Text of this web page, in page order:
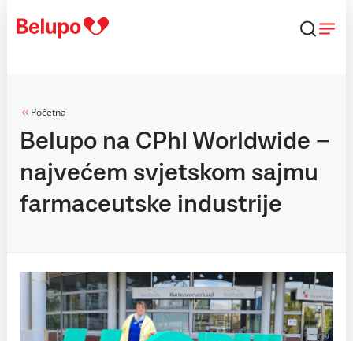
Početna
Belupo na CPhI Worldwide –
najvećem svjetskom sajmu
farmaceutske industrije